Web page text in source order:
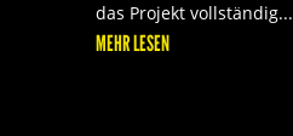
das Projekt vollständig...
MEHR LESEN